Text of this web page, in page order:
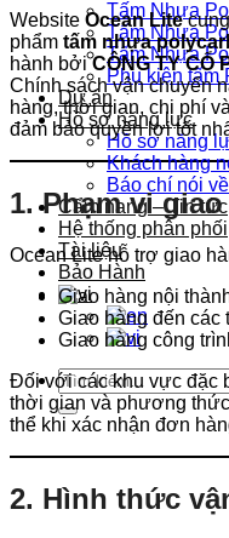
Tấm Nhựa
Tấm Nhựa
Tấm Nhựa
Phụ kiện tấm
Dự án
Hồ sơ năng lực
Hồ sơ năng
Khách hàng
Báo chí nói
Cẩm nang – Tin tức
Hệ thống phân phối
Tài liệu
Bảo Hành
Tìm
kiếm:
Website Ocean Lite
phẩm tấm nhựa
hành bởiCÔNG TY CỔ
Chính sách vận chuyển
hàng, thời gian, chi phí
đảm bảo quyền lợi tốt
1. Phạm vi
Ocean Lite hỗ trợ giao
Giao hàng nội
Giao hàng đến các
Giao hàng công
Đối với các khu vực đặc
thời gian và phương
thể khi xác nhận đơn
2. Hình thức